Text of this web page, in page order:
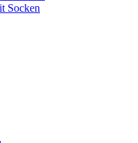
Socken